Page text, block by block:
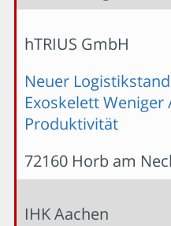
hTRIUS GmbH
Neuer
Exoskelett
Produktivität
72160 Horb am
IHK Aachen